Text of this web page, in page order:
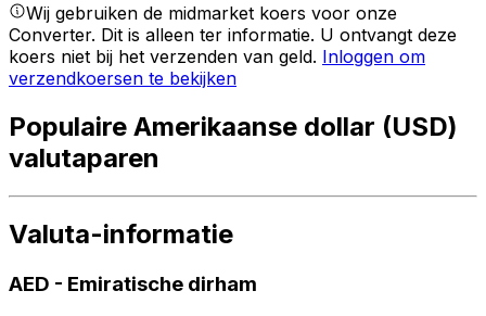
Wij gebruiken de midmarket koers voor onze
Converter. Dit is alleen ter informatie. U ontvangt deze
koers niet bij het verzenden van geld. Inloggen om
verzendkoersen te bekijken
Populaire Amerikaanse dollar (USD)
valutaparen
Valuta-informatie
AED - Emiratische dirham